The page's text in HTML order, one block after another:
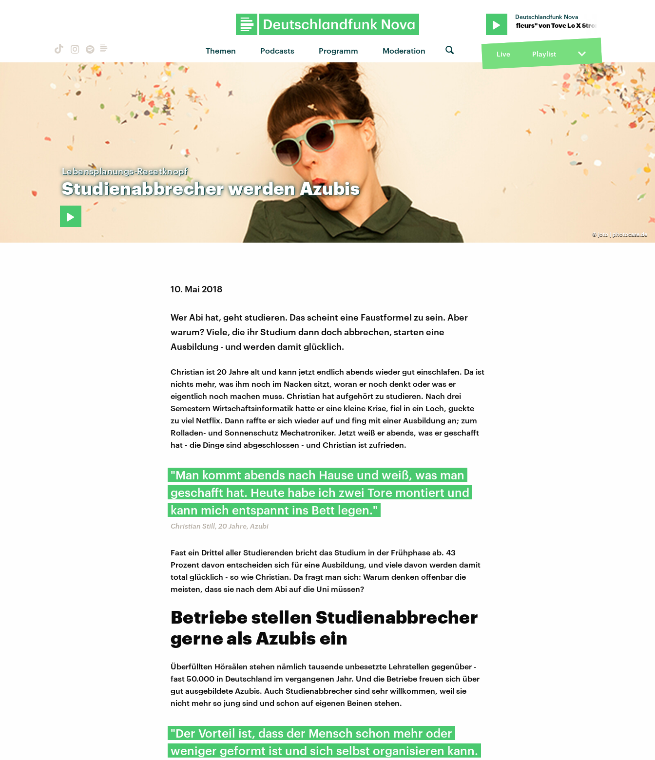
Themen Podcasts Programm Moderation
Deutschlandfunk Nova
"des fleurs" von Tove Lo X Stromae · "des fleurs" von Tove Lo X Stromae · "des fleurs" von Tove
Live Playlist
© joto | photocase.de
Lebensplanungs-Resetknopf
StudienabbrecherwerdenAzubis
10. Mai 2018
Wer Abi hat, geht studieren. Das scheint eine Faustformel zu sein. Aber
warum? Viele, die ihr Studium dann doch abbrechen, starten eine
Ausbildung - und werden damit glücklich.
Christian ist 20 Jahre alt und kann jetzt endlich abends wieder gut einschlafen. Da ist
nichts mehr, was ihm noch im Nacken sitzt, woran er noch denkt oder was er
eigentlich noch machen muss. Christian hat aufgehört zu studieren. Nach drei
Semestern Wirtschaftsinformatik hatte er eine kleine Krise, fiel in ein Loch, guckte
zu viel Netflix. Dann raffte er sich wieder auf und fing mit einer Ausbildung an; zum
Rolladen- und Sonnenschutz Mechatroniker. Jetzt weiß er abends, was er geschafft
hat - die Dinge sind abgeschlossen - und Christian ist zufrieden.
"Man kommt abends nach Hause und weiß, was man
geschafft hat. Heute habe ich zwei Tore montiert und
kann mich entspannt ins Bett legen."
Christian Still, 20 Jahre, Azubi
Fast ein Drittel aller Studierenden bricht das Studium in der Frühphase ab. 43
Prozent davon entscheiden sich für eine Ausbildung, und viele davon werden damit
total glücklich - so wie Christian. Da fragt man sich: Warum denken offenbar die
meisten, dass sie nach dem Abi auf die Uni müssen?
Betriebe stellen Studienabbrecher
gerne als Azubis ein
Überfüllten Hörsälen stehen nämlich tausende unbesetzte Lehrstellen gegenüber -
fast 50.000 in Deutschland im vergangenen Jahr. Und die Betriebe freuen sich über
gut ausgebildete Azubis. Auch Studienabbrecher sind sehr willkommen, weil sie
nicht mehr so jung sind und schon auf eigenen Beinen stehen.
"Der Vorteil ist, dass der Mensch schon mehr oder
weniger geformt ist und sich selbst organisieren kann.